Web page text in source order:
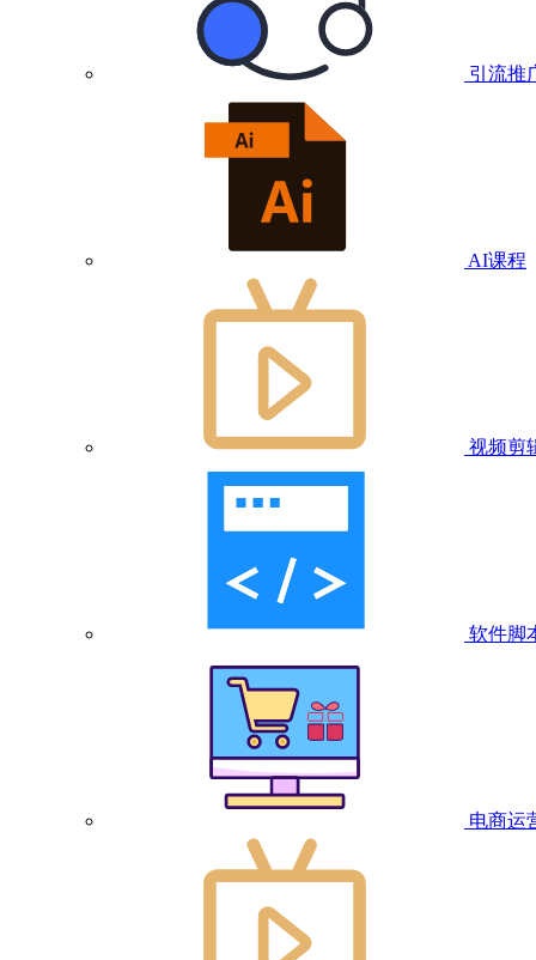
引流推
AI课程
视频剪
软件脚
电商运